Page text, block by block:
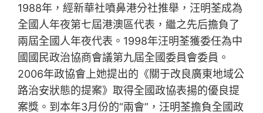
1988年，經新華社噴鼻港分社推舉，汪明荃成為
全國人年夜第七屆港澳區代表，繼之先后擔負了
兩屆全國人年夜代表。1998年汪明荃獲委任為中
國國民政治協商會議第九屆全國委員會委員。
2006年政協會上她提出的《關于改良廣東地域公
路治安狀態的提案》取得全國政協表揚的優良提
案獎。到本年3月份的“兩會”，汪明荃擔負全國政